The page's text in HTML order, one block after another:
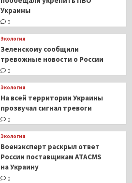
Украины
0
Экология
Зеленскому сообщили
тревожные новости о России
0
Экология
На всей территории Украины
прозвучал сигнал тревоги
0
Экология
Военэксперт раскрыл ответ
России поставщикам ATACMS
на Украину
0